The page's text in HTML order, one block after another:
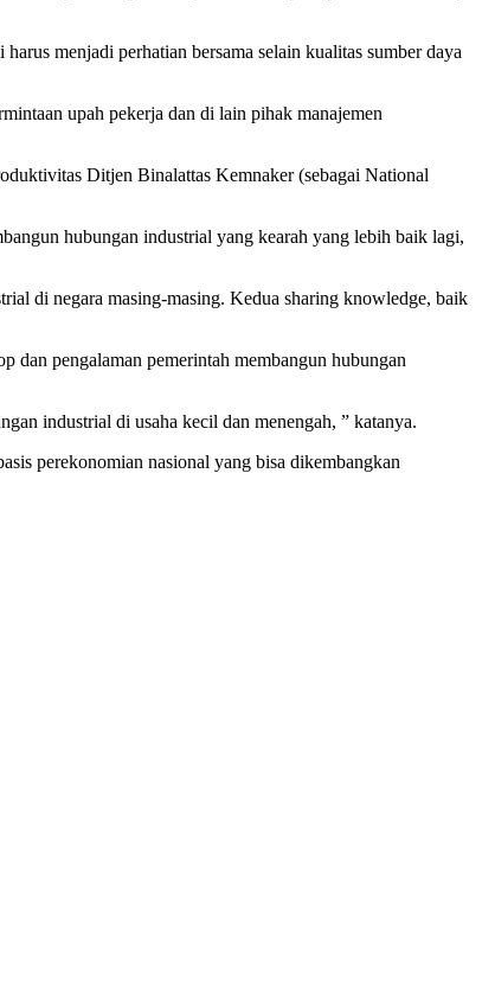
menjadi perhatian bersama selain kualitas sumber daya
upah pekerja dan di lain pihak manajemen
Ditjen Binalattas Kemnaker (sebagai National
hubungan industrial yang kearah yang lebih baik lagi,
di negara masing-masing. Kedua sharing knowledge, baik
dan pengalaman pemerintah membangun hubungan
industrial di usaha kecil dan menengah, ” katanya.
perekonomian nasional yang bisa dikembangkan